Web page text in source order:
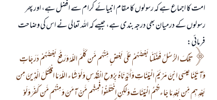
امت کا اجماع ہے کہ رسولوں کا مقام انبیائے کرام سے افضل ہے، اور پھر
رسولوں کے درمیان بھی درجہ بندی ہے، جیسے کہ اللہ تعالی نے اس کی وضاحت
فرمائی:
تِلْكَ الرُّسُلُ فَضَّلْنَا بَعْضَهُمْ عَلَى بَعْضٍ مِّنْهُم مَّن كَلَّمَ اللّهُ وَرَفَعَ بَعْضَهُمْ دَرَجَاتٍ
وَآتَيْنَا عِيسَى ابْنَ مَرْيَمَ الْبَيِّنَاتِ وَأَيَّدْنَاهُ بِرُوحِ الْقُدُسِ وَلَوْ شَاء اللّهُ مَا اقْتَتَلَ الَّذِينَ مِن
بَعْدِهِم مِّن بَعْدِ مَا جَاءتْهُمُ الْبَيِّنَاتُ وَلَـكِنِ اخْتَلَفُواْ فَمِنْهُم مَّنْ آمَنَ وَمِنْهُم مَّن كَفَرَ وَلَوْ